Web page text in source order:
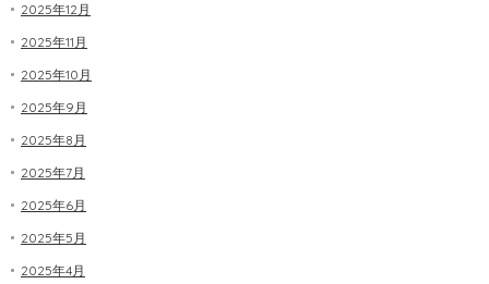
2025年12月
2025年11月
2025年10月
2025年9月
2025年8月
2025年7月
2025年6月
2025年5月
2025年4月